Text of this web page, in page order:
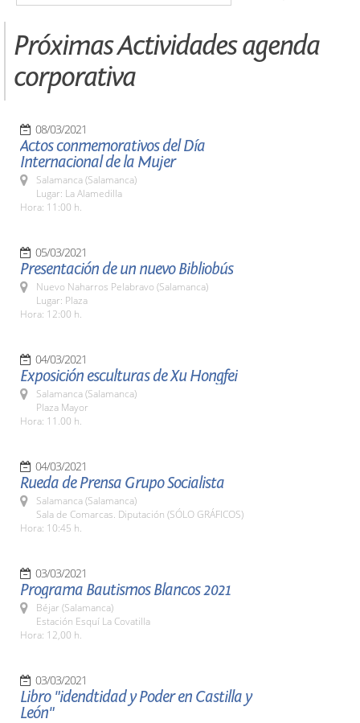
Próximas Actividades agenda
corporativa
08/03/2021
Actos conmemorativos del Día
Internacional de la Mujer
Salamanca (Salamanca)
Lugar: La Alamedilla
Hora: 11:00 h.
05/03/2021
Presentación de un nuevo Bibliobús
Nuevo Naharros Pelabravo (Salamanca)
Lugar: Plaza
Hora: 12:00 h.
04/03/2021
Exposición esculturas de Xu Hongfei
Salamanca (Salamanca)
Plaza Mayor
Hora: 11.00 h.
04/03/2021
Rueda de Prensa Grupo Socialista
Salamanca (Salamanca)
Sala de Comarcas. Diputación (SÓLO GRÁFICOS)
Hora: 10:45 h.
03/03/2021
Programa Bautismos Blancos 2021
Béjar (Salamanca)
Estación Esquí La Covatilla
Hora: 12,00 h.
03/03/2021
Libro "idendtidad y Poder en Castilla y
León"